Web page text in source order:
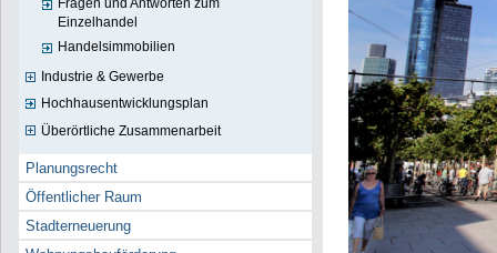
Fragen und Antworten zum
Einzelhandel
Handelsimmobilien
Industrie & Gewerbe
Hochhausentwicklungsplan
Überörtliche Zusammenarbeit
Planungsrecht
Öffentlicher Raum
Stadterneuerung